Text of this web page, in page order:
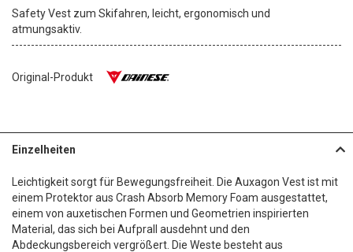
Safety Vest zum Skifahren, leicht, ergonomisch und
atmungsaktiv.
Original-Produkt
Einzelheiten
Leichtigkeit sorgt für Bewegungsfreiheit. Die Auxagon Vest ist mit
einem Protektor aus Crash Absorb Memory Foam ausgestattet,
einem von auxetischen Formen und Geometrien inspirierten
Material, das sich bei Aufprall ausdehnt und den
Abdeckungsbereich vergrößert. Die Weste besteht aus